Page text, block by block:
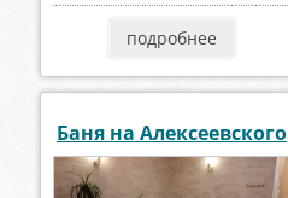
подробнее
Баня на Алексеевского